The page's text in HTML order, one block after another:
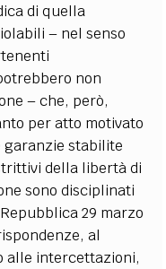
di quella
– nel senso
non
– che, però,
per atto motivato
garanzie stabilite
della libertà di
sono disciplinati
29 marzo
al
alle intercettazioni,